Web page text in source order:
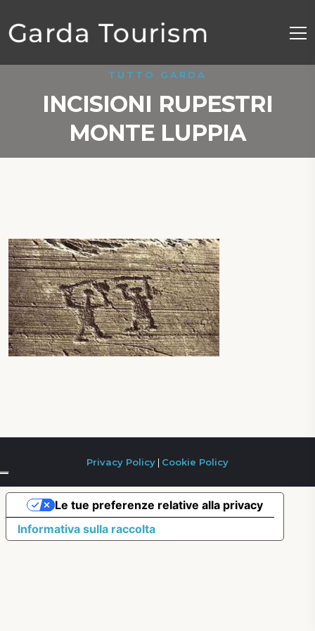
TUTTO GARDA
INCISIONI RUPESTRI
MONTE LUPPIA
Privacy Policy | Cookie Policy
Informativa sulla raccolta
Le tue preferenze relative alla privacy